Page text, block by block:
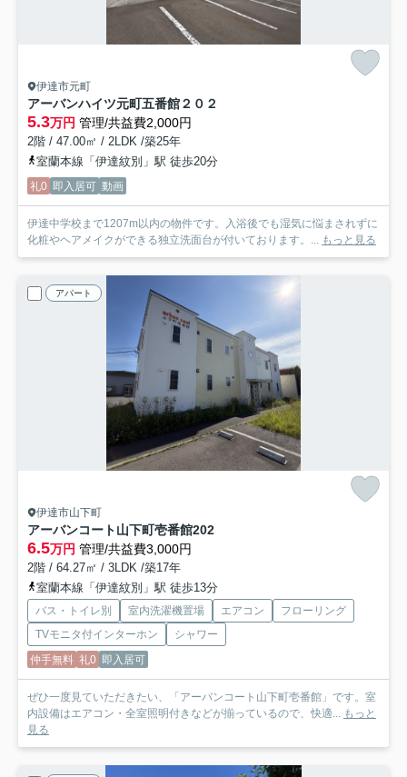
伊達市元町
アーバンハイツ元町五番館２０２
5.3万円 管理/共益費2,000円
2階 / 47.00㎡ / 2LDK /築25年
室蘭本線「伊達紋別」駅 徒歩20分
礼0 即入居可 動画
伊達中学校まで1207m以内の物件です。入浴後でも湿気に悩まされずに
化粧やヘアメイクができる独立洗面台が付いております。... もっと見る
アパート
伊達市山下町
アーバンコート山下町壱番館202
6.5万円 管理/共益費3,000円
2階 / 64.27㎡ / 3LDK /築17年
室蘭本線「伊達紋別」駅 徒歩13分
バス・トイレ別 室内洗濯機置場 エアコン
フローリング
TVモニタ付インターホン
シャワー
仲手無料 礼0 即入居可
ぜひ一度見ていただきたい、「アーバンコート山下町壱番館」です。室
内設備はエアコン・全室照明付きなどが揃っているので、快適... もっと
見る